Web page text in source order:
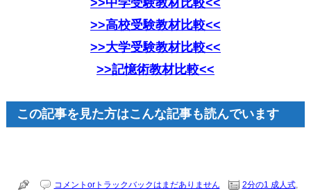
>>中学受験教材比較<<
>>高校受験教材比較<<
>>大学受験教材比較<<
>>記憶術教材比較<<
この記事を見た方はこんな記事も読んでいます
コメントorトラックバックはまだありません 2分の1 成人式,